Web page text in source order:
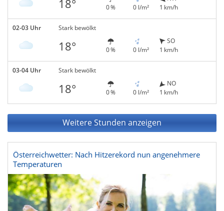
18° 0 % 0 l/m²
1 km/h
02-03 Uhr Stark bewölkt
18° 0 % 0 l/m²
SO
1 km/h
03-04 Uhr Stark bewölkt
18° 0 % 0 l/m²
NO
1 km/h
Weitere Stunden anzeigen
Österreichwetter: Nach Hitzerekord nun angenehmere
Temperaturen